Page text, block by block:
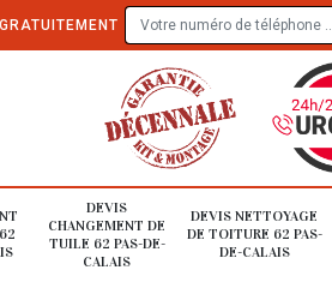
DEVIS
CHANGEMENT DE
TUILE 62 PAS-DE-
CALAIS
DEVIS NETTOYAGE
DE TOITURE 62 PAS-
DE-CALAIS